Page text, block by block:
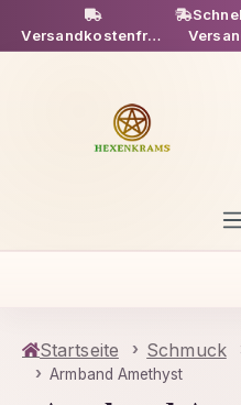
Zum Hauptinhalt springen
Versandkostenfrei
ab 49€
Startseite Schmuck
Armband Amethyst